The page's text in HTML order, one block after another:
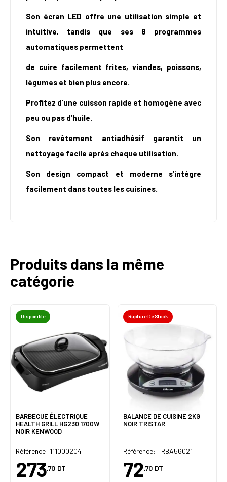
Son écran LED offre une utilisation simple et
intuitive, tandis que ses 8 programmes
automatiques permettent
de cuire facilement frites, viandes, poissons,
légumes et bien plus encore.
Profitez d’une cuisson rapide et homogène avec
peu ou pas d’huile.
Son revêtement antiadhésif garantit un
nettoyage facile après chaque utilisation.
Son design compact et moderne s’intègre
facilement dans toutes les cuisines.
Produits dans la même
catégorie
Disponible
BARBECUE ÉLECTRIQUE
HEALTH GRILL HG230 1700W
NOIR KENWOOD
Référence: 111000204
273,70 DT
Rupture De Stock
BALANCE DE CUISINE 2KG
NOIR TRISTAR
Référence: TRBA56021
72,70 DT